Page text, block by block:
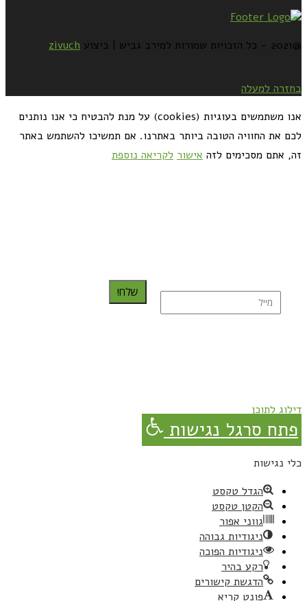
@2021 - כל הזכויות שמורות למירב גביש | ביצוע zivuch
בחזרה למעלה
אנו משתמשים בעוגיות (cookies) על מנת להבטיח כי אנו נותנים
לכם את החוויה הטובה ביותר באתרנו. אם תמשיכו להשתמש באתר
זה, אתם מסכימים לזה אישור לקריאה נוספת
שלח!
דילוג לתוכן
פתח סרגל נגישות
כלי נגישות
הגדל טקסט
הקטן טקסט
גווני אפור
ניגודיות גבוהה
ניגודיות הפוכה
רקע בהיר
הדגשת קישורים
פונט קריא